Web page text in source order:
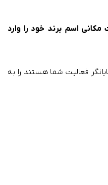
مکانی اسم برند خود را وارد
فعالیت شما هستند را به